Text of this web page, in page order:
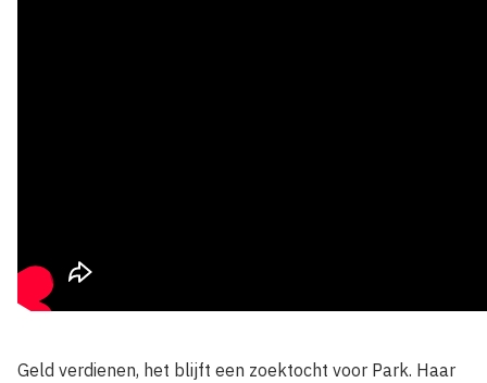
Geld verdienen, het blijft een zoektocht voor Park. Haar